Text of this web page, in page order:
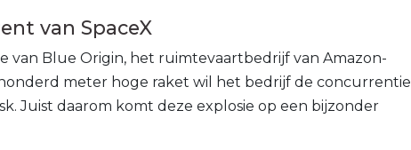
van SpaceX
van Blue Origin, het ruimtevaartbedrijf van Amazon-
meter hoge raket wil het bedrijf de concurrentie
Juist daarom komt deze explosie op een bijzonder